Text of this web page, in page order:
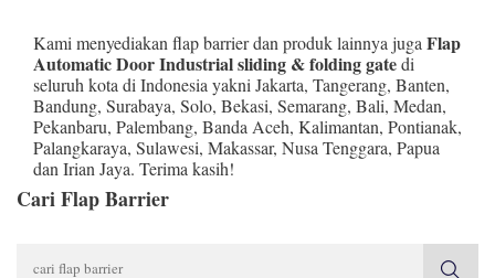
Kami menyediakan flap barrier dan produk lainnya juga Flap
Automatic Door Industrial sliding & folding gatedi
seluruh kota di Indonesia yakni Jakarta, Tangerang, Banten,
Bandung, Surabaya, Solo, Bekasi, Semarang, Bali, Medan,
Pekanbaru, Palembang, Banda Aceh, Kalimantan, Pontianak,
Palangkaraya, Sulawesi, Makassar, Nusa Tenggara, Papua
dan Irian Jaya. Terima kasih!
Cari Flap Barrier